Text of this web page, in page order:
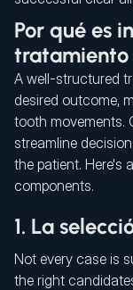
Por qué es
tratamiento
A well-structured
desired outcome,
tooth movements.
streamline
the patient. Here's
components.
1. La
Not every case is
the right